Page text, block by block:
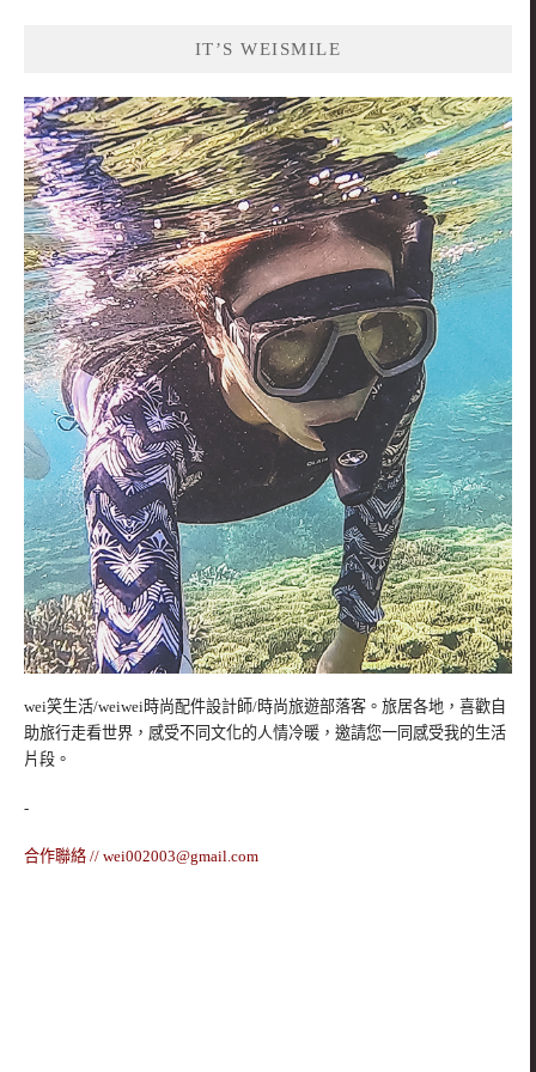
IT’S WEISMILE
wei笑生活/weiwei時尚配件設計師/時尚旅遊部落客。旅居各地，喜歡自
助旅行走看世界，感受不同文化的人情冷暖，邀請您一同感受我的生活
片段。
-
合作聯絡 // wei002003@gmail.com